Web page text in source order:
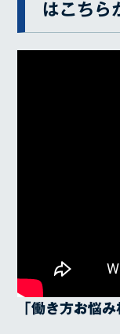
はこちら
「働き方お悩